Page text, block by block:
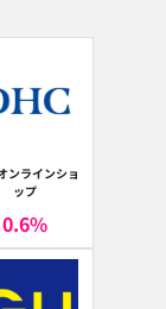
ンラインショ
ップ
0.6%